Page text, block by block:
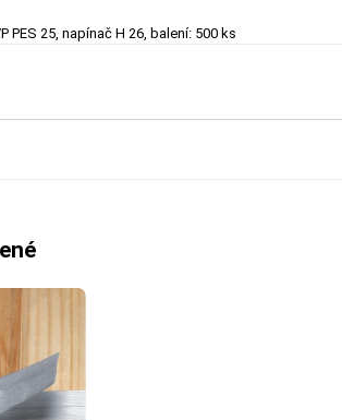
PES 25, napínač H 26, balení: 500 ks